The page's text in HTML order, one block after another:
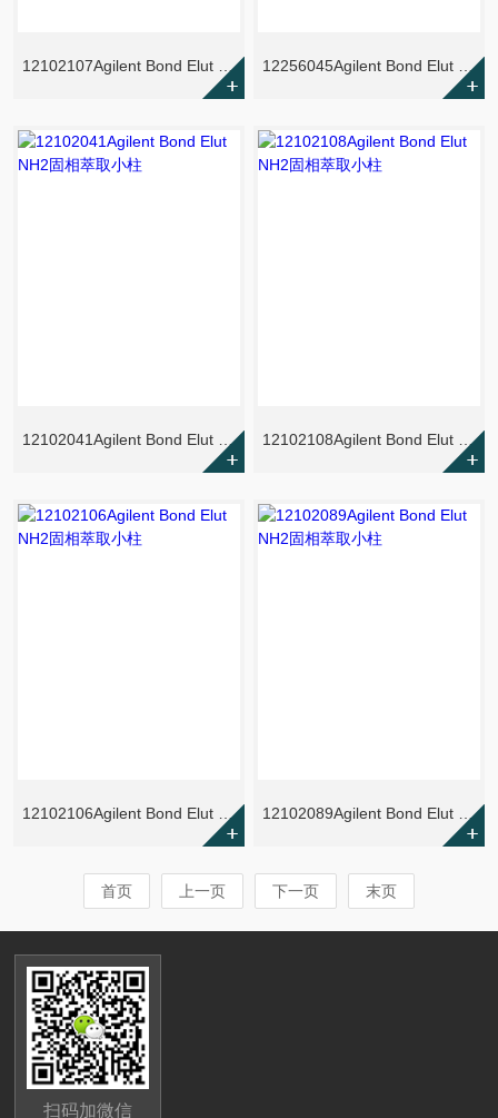
12102107Agilent Bond Elut NH2固相萃取小柱 12256045Agilent Bond Elut NH2固相萃取小柱
12102041Agilent Bond Elut NH2固相萃取小柱 12102108Agilent Bond Elut NH2固相萃取小柱
12102106Agilent Bond Elut NH2固相萃取小柱 12102089Agilent Bond Elut NH2固相萃取小柱
首页 上一页 下一页 末页
扫码加微信